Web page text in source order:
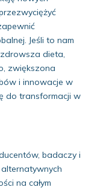
Jeśli to nam
dieta,
zwiększona
i innowacje w
do transformacji w
badaczy i
na całym